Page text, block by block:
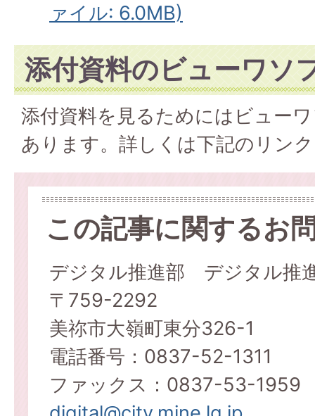
ァイル: 6.0MB)
添付資料のビューワソ
添付資料を見るためにはビュー
あります。詳しくは下記のリン
この記事に関するお
デジタル推進部 デジタル推
〒759-2292
美祢市大嶺町東分326-1
電話番号：0837-52-1311
ファックス：0837-53-1959